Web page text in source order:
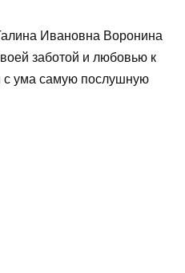
Ивановна Воронина
заботой и любовью к
с ума самую послушную